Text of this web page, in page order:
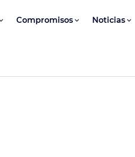
Compromisos Noticias